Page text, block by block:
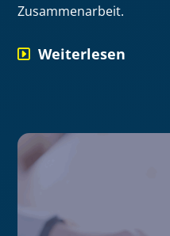
Zusammenarbeit.
Weiterlesen